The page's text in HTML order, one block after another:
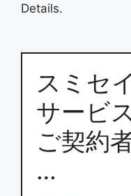
Details.
スミセ
サービ
ご契約
…